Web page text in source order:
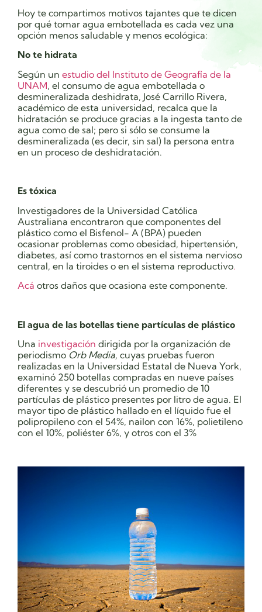
Hoy te compartimos motivos tajantes que te dicen
por qué tomar agua embotellada es cada vez una
opción menos saludable y menos ecológica:
No te hidrata
Según un estudio del Instituto de Geografía de la
UNAM, el consumo de agua embotellada o
desmineralizada deshidrata, José Carrillo Rivera,
académico de esta universidad, recalca que la
hidratación se produce gracias a la ingesta tanto de
agua como de sal; pero si sólo se consume la
desmineralizada (es decir, sin sal) la persona entra
en un proceso de deshidratación.
Es tóxica
Investigadores de la Universidad Católica
Australiana encontraron que componentes del
plástico como el Bisfenol- A (BPA) pueden
ocasionar problemas como obesidad, hipertensión,
diabetes, así como trastornos en el sistema nervioso
central, en la tiroides o en el sistema reproductivo.
Acá otros daños que ocasiona este componente.
El agua de las botellas tiene partículas de plástico
Una investigación dirigida por la organización de
periodismo Orb Media, cuyas pruebas fueron
realizadas en la Universidad Estatal de Nueva York,
examinó 250 botellas compradas en nueve países
diferentes y se descubrió un promedio de 10
partículas de plástico presentes por litro de agua. El
mayor tipo de plástico hallado en el líquido fue el
polipropileno con el 54%, nailon con 16%, polietileno
con el 10%, poliéster 6%, y otros con el 3%